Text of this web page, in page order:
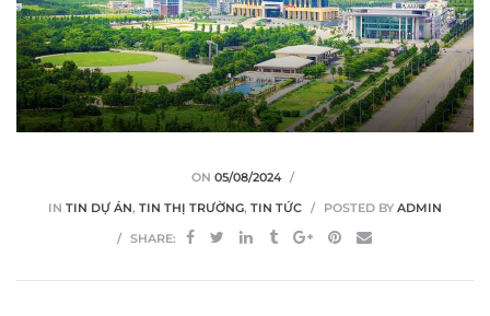
ON 05/08/2024
IN TIN DỰ ÁN, TIN THỊ TRƯỜNG, TIN TỨC POSTED BY ADMIN
SHARE: